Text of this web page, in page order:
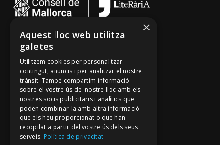
Cançoner
Tradicionari
Arxiu Oral
Contacte
Segueix-nos
Mallorca Oral, un projecte de
×
Aquest lloc web utilitza
galetes
Utilitzem cookies per personalitzar
contingut, anuncis i per analitzar el nostre
trànsit. També compartim informació
sobre el vostre ús del nostre lloc amb els
nostres socis publicitaris i analítics que
poden combinar-la amb altra informació
que els heu proporcionat o que han
recopilat a partir del vostre ús dels seus
serveis. Política de privacitat